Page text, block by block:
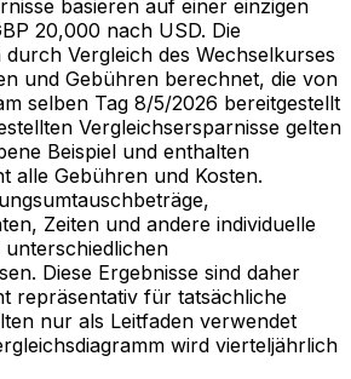
basieren auf einer einzigen
20,000 nach USD. Die
Vergleich des Wechselkurses
und Gebühren berechnet, die von
selben Tag 8/5/2026 bereitgestellt
Vergleichsersparnisse gelten
Beispiel und enthalten
alle Gebühren und Kosten.
Zeiten und andere individuelle
Diese Ergebnisse sind daher
repräsentativ für tatsächliche
nur als Leitfaden verwendet
wird vierteljährlich